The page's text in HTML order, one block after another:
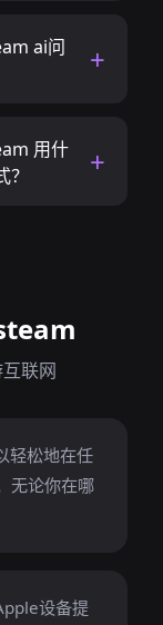
ai问
用什
联网
轻松地在任
无论你在哪
设备提